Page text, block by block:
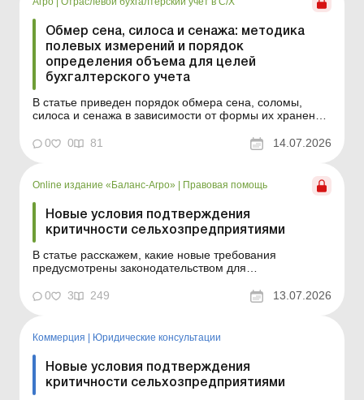
Обмер сена, силоса и сенажа: методика
полевых измерений и порядок
определения объема для целей
бухгалтерского учета
В статье приведен порядок обмера сена, соломы,
силоса и сенажа в зависимости от формы их хранения,
результатов измерений для целей бухгалтерского
учета. Остатки кормов в бухгалтерском учете должны
результатами фа...
0 0 81 14.07.2026
Online издание «Баланс-Агро» Правовая помощь
Новые условия подтверждения
критичности сельхозпредприятиями
В статье расскажем, какие новые требования
предусмотрены законодательством для
агропредприятиями. Баланс-Агро № 28 от 14 июля
2026 года С июля 2026 года процедура получения и
предприятия, а также правила бронирования работн...
0 3 249 13.07.2026
Коммерция Юридические консультации
Новые условия подтверждения
критичности сельхозпредприятиями